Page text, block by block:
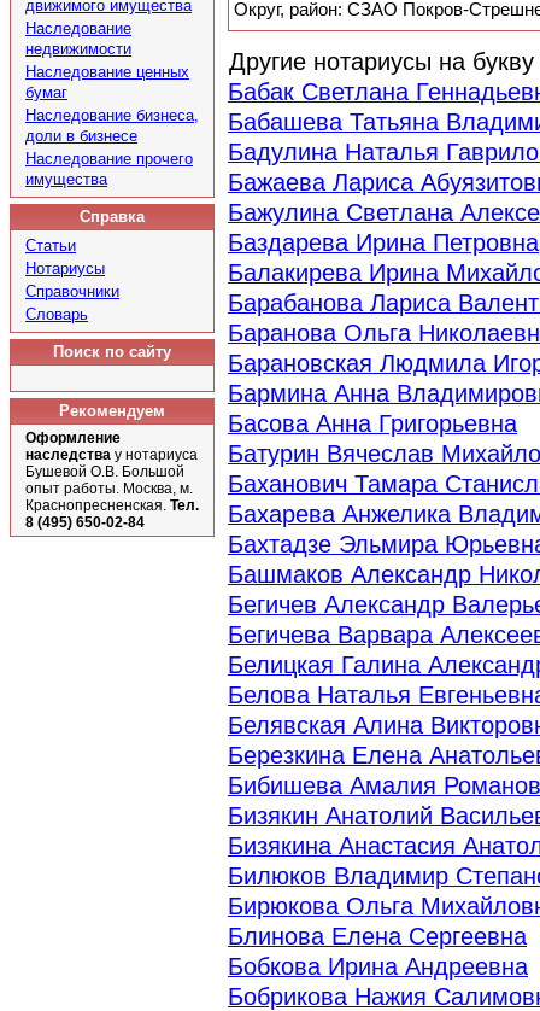
движимого имущества
Наследование
недвижимости
Наследование ценных
бумаг
Наследование бизнеса,
доли в бизнесе
Наследование прочего
имущества
Справка
Статьи
Нотариусы
Справочники
Словарь
Поиск по сайту
Рекомендуем
Оформление
наследства у нотариуса
Бушевой О.В. Большой
опыт работы. Москва, м.
Краснопресненская. Тел.
8 (495) 650-02-84
Округ, район: СЗАО Покров-
Другие нотариусы на букву
Бабак Светлана
Бабашева Татьяна
Бадулина Наталья
Бажаева Лариса
Бажулина Светлана
Баздарева Ирина Петровна
Балакирева Ирина
Барабанова Лариса
Баранова Ольга
Барановская Людмила
Бармина Анна
Басова Анна Григорьевна
Батурин Вячеслав
Баханович Тамара
Бахарева Анжелика
Бахтадзе Эльмира
Башмаков Александр
Бегичев Александр
Бегичева Варвара
Белицкая Галина
Белова Наталья
Белявская Алина
Березкина Елена
Бибишева Амалия
Бизякин Анатолий
Бизякина Анастасия
Билюков Владимир
Бирюкова Ольга
Блинова Елена Сергеевна
Бобкова Ирина Андреевна
Бобрикова Нажия